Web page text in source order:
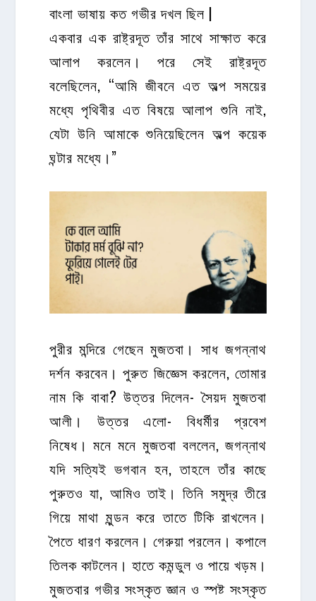
বাংলা ভাষায় কত গভীর দখল ছিল |
একবার এক রাষ্ট্রদূত তাঁর সাথে সাক্ষাত করে
আলাপ করলেন। পরে সেই রাষ্ট্রদূত
বলেছিলেন, “আমি জীবনে এত অল্প সময়ের
মধ্যে পৃথিবীর এত বিষয়ে আলাপ শুনি নাই,
যেটা উনি আমাকে শুনিয়েছিলেন অল্প কয়েক
ঘন্টার মধ্যে।”
পুরীর মন্দিরে গেছেন মুজতবা। সাধ জগন্নাথ
দর্শন করবেন। পুরুত জিজ্ঞেস করলেন, তোমার
নাম কি বাবা? উত্তর দিলেন- সৈয়দ মুজতবা
আলী। উত্তর এলো- বিধর্মীর প্রবেশ
নিষেধ। মনে মনে মুজতবা বললেন, জগন্নাথ
যদি সত্যিই ভগবান হন, তাহলে তাঁর কাছে
পুরুতও যা, আমিও তাই। তিনি সমুদ্র তীরে
গিয়ে মাথা মুন্ডন করে তাতে টিকি রাখলেন।
পৈতে ধারণ করলেন। গেরুয়া পরলেন। কপালে
তিলক কাটলেন। হাতে কমন্ডুল ও পায়ে খড়ম।
মুজতবার গভীর সংস্কৃত জ্ঞান ও স্পষ্ট সংস্কৃত